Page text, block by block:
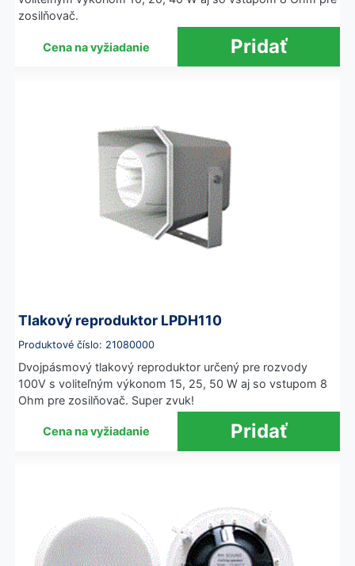
zosilňovač.
Cena na vyžiadanie
Tlakový reproduktor LPDH110
Produktové číslo: 21080000
Dvojpásmový tlakový reproduktor určený pre rozvody
100V s voliteľným výkonom 15, 25, 50 W aj so vstupom 8
Ohm pre zosilňovač. Super zvuk!
Cena na vyžiadanie